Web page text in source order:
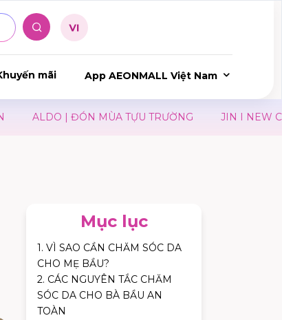
mãi App AEONMALL Việt Nam
TỰU TRƯỜNG JIN I NEW CLASSIC JIN I
Mục lục
1. VÌ SAO CẦN CHĂM SÓC DA
CHO MẸ BẦU?
2. CÁC NGUYÊN TẮC CHĂM
SÓC DA CHO BÀ BẦU AN
TOÀN